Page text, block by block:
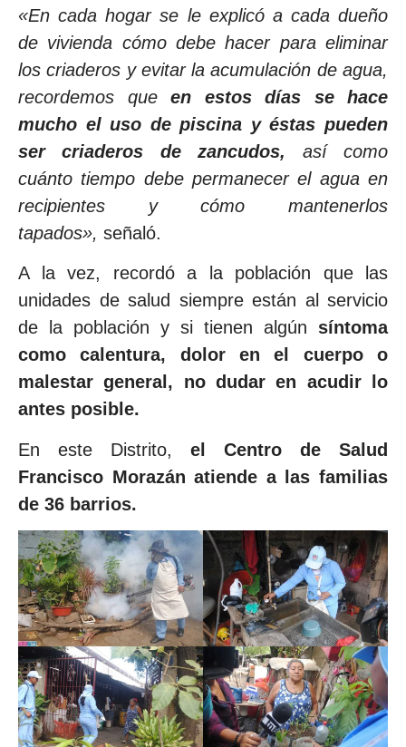
«En cada hogar se le explicó a cada dueño
de vivienda cómo debe hacer para eliminar
los criaderos y evitar la acumulación de agua,
recordemos queen estos días se hace
mucho el uso de piscina y éstas pueden
ser criaderos de zancudos,
así como
cuánto tiempo debe permanecer el agua en
recipientes y cómo mantenerlos
tapados», señaló.
A la vez, recordó a la población que las
unidades de salud siempre están al servicio
de la población y si tienen algún síntoma
como calentura, dolor en el cuerpo o
malestar general, no dudar en acudir lo
antes posible.
En este Distrito, el Centro de Salud
Francisco Morazán atiende a las familias
de 36 barrios.